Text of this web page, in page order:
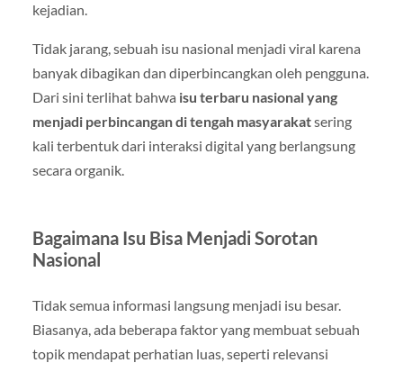
kejadian.
Tidak jarang, sebuah isu nasional menjadi viral karena
banyak dibagikan dan diperbincangkan oleh pengguna.
Dari sini terlihat bahwa isu terbaru nasional yang
menjadi perbincangan di tengah masyarakatsering
kali terbentuk dari interaksi digital yang berlangsung
secara organik.
Bagaimana Isu Bisa Menjadi Sorotan
Nasional
Tidak semua informasi langsung menjadi isu besar.
Biasanya, ada beberapa faktor yang membuat sebuah
topik mendapat perhatian luas, seperti relevansi